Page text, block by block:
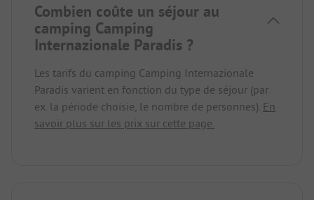
Combien coûte un séjour au
camping Camping
Internazionale Paradis ?
Les tarifs du camping Camping Internazionale
Paradis varient en fonction du type de séjour (par
ex. la période choisie, le nombre de personnes). En
savoir plus sur les prix sur cette page.